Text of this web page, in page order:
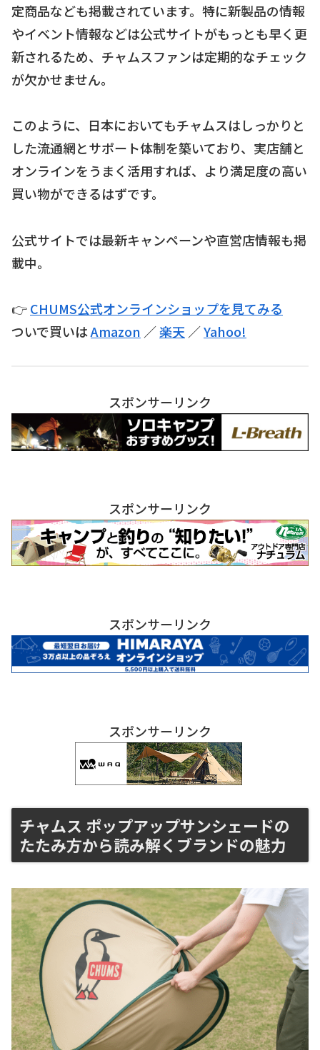
定商品なども掲載されています。特に新製品の情報
やイベント情報などは公式サイトがもっとも早く更
新されるため、チャムスファンは定期的なチェック
が欠かせません。
このように、日本においてもチャムスはしっかりと
した流通網とサポート体制を築いており、実店舗と
オンラインをうまく活用すれば、より満足度の高い
買い物ができるはずです。
公式サイトでは最新キャンペーンや直営店情報も掲
載中。
👉CHUMS公式オンラインショップを見てみる
ついで買いはAmazon ／楽天 ／Yahoo!
スポンサーリンク
スポンサーリンク
スポンサーリンク
スポンサーリンク
チャムス ポップアップサンシェードの
たたみ方から読み解くブランドの魅力